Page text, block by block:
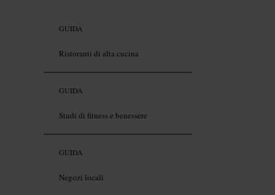
GUIDA
Ristoranti di alta cucina
GUIDA
Studi di fitness e benessere
GUIDA
Negozi locali